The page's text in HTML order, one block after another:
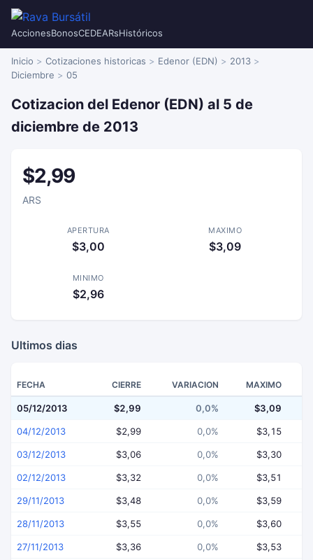
AccionesBonosCEDEARsHistóricos
Inicio Cotizaciones historicas Edenor (EDN)
2013
Diciembre
05
Cotizacion del Edenor (EDN) al 5 de
diciembre de 2013
$2,99
ARS
APERTURA
$3,00
MAXIMO
$3,09
MINIMO
$2,96
Ultimos dias
FECHA CIERRE VARIACION MAXIMO
05/12/2013 $2,99 0,0% $3,09
04/12/2013 $2,99 0,0% $3,15
03/12/2013 $3,06 0,0% $3,30
02/12/2013 $3,32 0,0% $3,51
29/11/2013 $3,48 0,0% $3,59
28/11/2013 $3,55 0,0% $3,60
27/11/2013 $3,36 0,0% $3,53